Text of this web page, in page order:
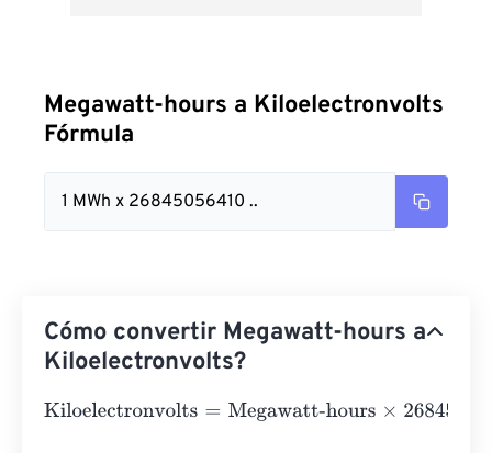
Megawatt-hours a Kiloelectronvolts
Fórmula
1 MWh x 26845056410 ..
Cómo convertir Megawatt-hours a
Kiloelectronvolts?
Kiloelectronvolts=Megawatt-hours×26845056410